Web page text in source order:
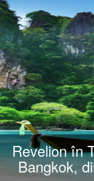
Revelion în
Bangkok,